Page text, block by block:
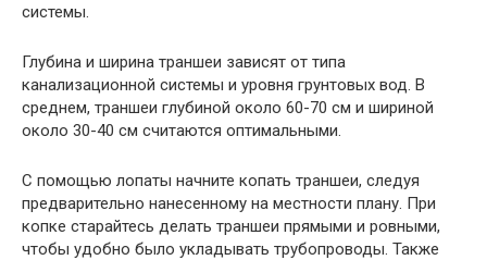
системы.
Глубина и ширина траншеи зависят от типа
канализационной системы и уровня грунтовых вод. В
среднем, траншеи глубиной около 60-70 см и шириной
около 30-40 см считаются оптимальными.
С помощью лопаты начните копать траншеи, следуя
предварительно нанесенному на местности плану. При
копке старайтесь делать траншеи прямыми и ровными,
чтобы удобно было укладывать трубопроводы. Также